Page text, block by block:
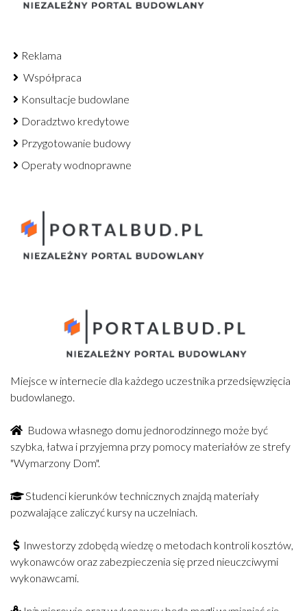
Reklama
Współpraca
Konsultacje budowlane
Doradztwo kredytowe
Przygotowanie budowy
Operaty wodnoprawne
Miejsce w internecie dla każdego uczestnika przedsięwzięcia
budowlanego.
Budowa własnego domu jednorodzinnego może być
szybka, łatwa i przyjemna przy pomocy materiałów ze strefy
"Wymarzony Dom".
Studenci kierunków technicznych znajdą materiały
pozwalające zaliczyć kursy na uczelniach.
Inwestorzy zdobędą wiedzę o metodach kontroli kosztów,
wykonawców oraz zabezpieczenia się przed nieuczciwymi
wykonawcami.